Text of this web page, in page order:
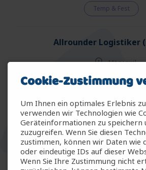
Temp & Fest
Allrounder Logistiker
Mägenwil
Temp & Fest
Allrounder Gartenbau
Arbon
Temp & Fest
Cookie-Zustimmung
Um Ihnen ein optimales Erlebnis
verwenden wir Technologien wie
Geräteinformationen zu
zuzugreifen. Wenn Sie diesen
zustimmen, können wir Daten wie
oder eindeutige IDs auf dieser
Wenn Sie Ihre Zustimmung nicht